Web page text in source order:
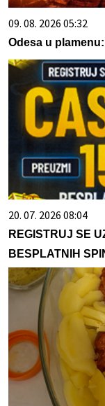
09. 08. 2026 05:32
Odesa u
20. 07. 2026 08:04
REGISTRUJ SE
BESPLATNIH